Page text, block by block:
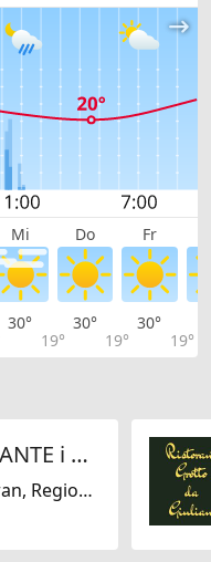
Mi Do Fr
30°
19°
30°
19°
30°
19°
HOTEL RISTORANTE i Grappoli
Saisonal, Mediterran, Regional